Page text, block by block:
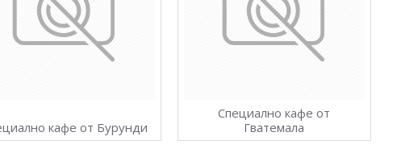
кафе от Бурунди
Специално кафе от
Гватемала